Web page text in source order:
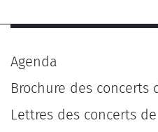
Agenda
Brochure des concerts
Lettres des concerts